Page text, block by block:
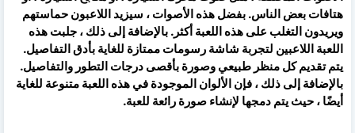
هتافات بعض الناس. بفضل هذه الأصوات ، سيزيد اللاعبون حماستهم
ويريدون التغلب على هذه اللعبة أكثر. بالإضافة إلى ذلك ، جلبت هذه
اللعبة اللاعبين لتجربة شاشة رسومات ممتازة للغاية بأدق التفاصيل.
يتم تقديم كل منظر طبيعي وصورة بأقصى درجات التطور والتفاصيل.
بالإضافة إلى ذلك ، فإن الألوان الموجودة في هذه اللعبة متنوعة للغاية
أيضًا ، حيث يتم دمجها لإنشاء صورة رائعة للعبة.